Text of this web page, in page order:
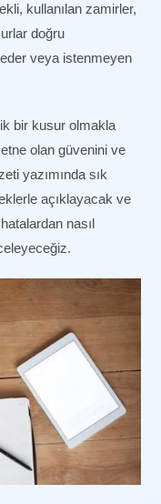
kullanılan zamirler,
doğru
veya istenmeyen
bir kusur olmakla
olan güvenini ve
yazımında sık
açıklayacak ve
nasıl